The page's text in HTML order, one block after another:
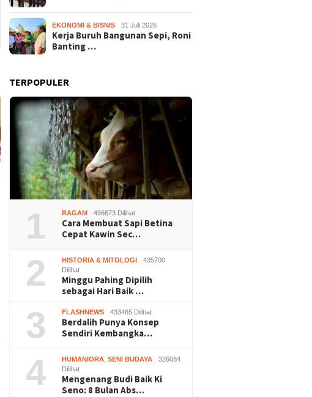
Pemkab Gunungkidul Dorong
Tol Tembus Nglanggeran,
Bahas Akses Jalan hingga
Potensi Pariwisata
Film “Nalar” Karya Guru SD
Raih Juara 1 Lomba Video
Literasi Gunungkidul 2026
EKONOMI & BISNIS 31 Juli 2026
Kerja Buruh Bangunan Sepi, Roni
Banting …
TERPOPULER
1 RAGAM 496673 Dilihat
Cara Membuat Sapi Betina
Cepat Kawin Sec…
2 HISTORIA & MITOLOGI
435700
Dilihat
Minggu Pahing Dipilih
sebagai Hari Baik …
3 FLASHNEWS 433465 Dilihat
Berdalih Punya Konsep
Sendiri Kembangka…
4 HUMANIORA ,SENI BUDAYA
326084
Dilihat
Mengenang Budi Baik Ki
Seno: 8 Bulan Abs…